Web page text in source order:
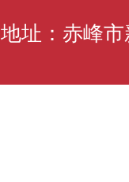
地址：赤峰